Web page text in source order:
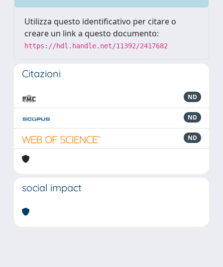
Utilizza questo identificativo per citare o
creare un link a questo documento:
https://hdl.handle.net/11392/2417682
Citazioni
ND
ND
ND
social impact